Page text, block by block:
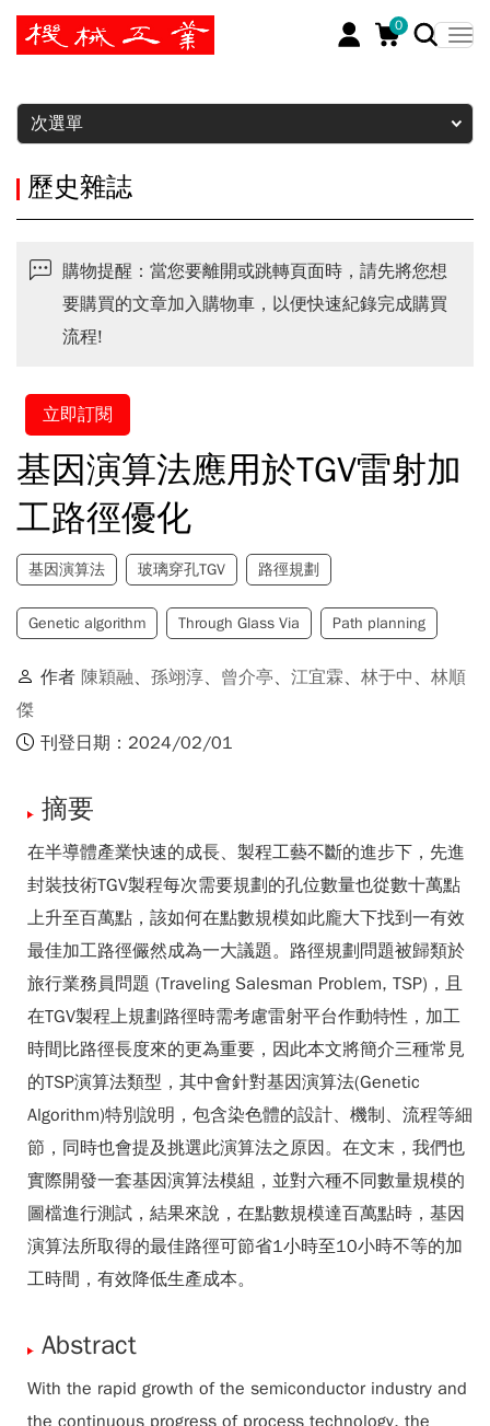
0
暫停
次選單
歷史雜誌
購物提醒：當您要離開或跳轉頁面時，請先將您想
要購買的文章加入購物車，以便快速紀錄完成購買
流程!
立即訂閱
基因演算法應用於TGV雷射加
工路徑優化
基因演算法 玻璃穿孔TGV 路徑規劃
Genetic algorithm Through Glass Via Path planning
作者 陳穎融、 孫翊淳、 曾介亭、 江宜霖、 林于中 、 林順
傑
刊登日期：2024/02/01
摘要
在半導體產業快速的成長、製程工藝不斷的進步下，先進
封裝技術TGV製程每次需要規劃的孔位數量也從數十萬點
上升至百萬點，該如何在點數規模如此龐大下找到一有效
最佳加工路徑儼然成為一大議題。路徑規劃問題被歸類於
旅行業務員問題 (Traveling Salesman Problem, TSP)，且
在TGV製程上規劃路徑時需考慮雷射平台作動特性，加工
時間比路徑長度來的更為重要，因此本文將簡介三種常見
的TSP演算法類型，其中會針對基因演算法(Genetic
Algorithm)特別說明，包含染色體的設計、機制、流程等細
節，同時也會提及挑選此演算法之原因。在文末，我們也
實際開發一套基因演算法模組，並對六種不同數量規模的
圖檔進行測試，結果來說，在點數規模達百萬點時，基因
演算法所取得的最佳路徑可節省1小時至10小時不等的加
工時間，有效降低生產成本。
Abstract
With the rapid growth of the semiconductor industry and
the continuous progress of process technology, the